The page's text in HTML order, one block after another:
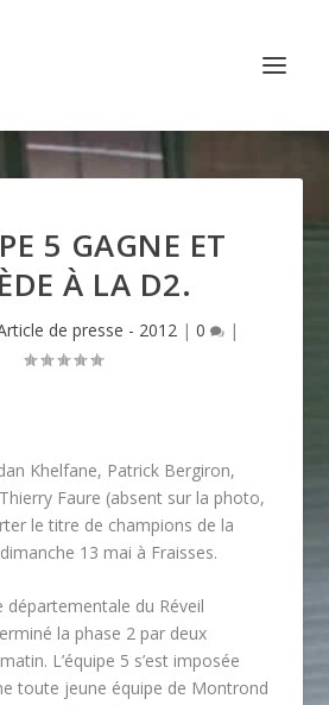
5 GAGNE ET
À LA D2.
de presse - 2012 | 0 |
Khelfane, Patrick Bergiron,
Faure (absent sur la photo,
le titre de champions de la
13 mai à Fraisses.
départementale du Réveil
la phase 2 par deux
L’équipe 5 s’est imposée
toute jeune équipe de Montrond